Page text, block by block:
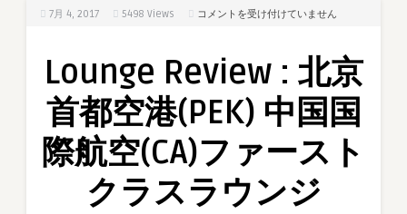
7月 4, 2017 5498 Views
Lounge
北
首
空
(PEK)
コメントを受け付けていません
Lounge Review : 北京
首都空港(PEK) 中国国
際航空(CA)ファースト
クラスラウンジ